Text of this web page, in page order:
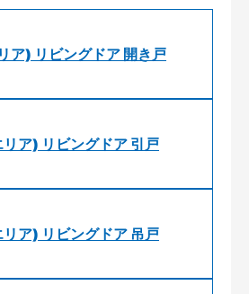
ア) リビングドア 開き戸
ア) リビングドア 引戸
ア) リビングドア 吊戸